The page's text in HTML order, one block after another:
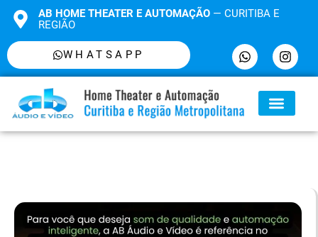
AB HOME THEATER E AUTOMAÇÃO— CURITIBA E
REGIÃO
WHATSAPP